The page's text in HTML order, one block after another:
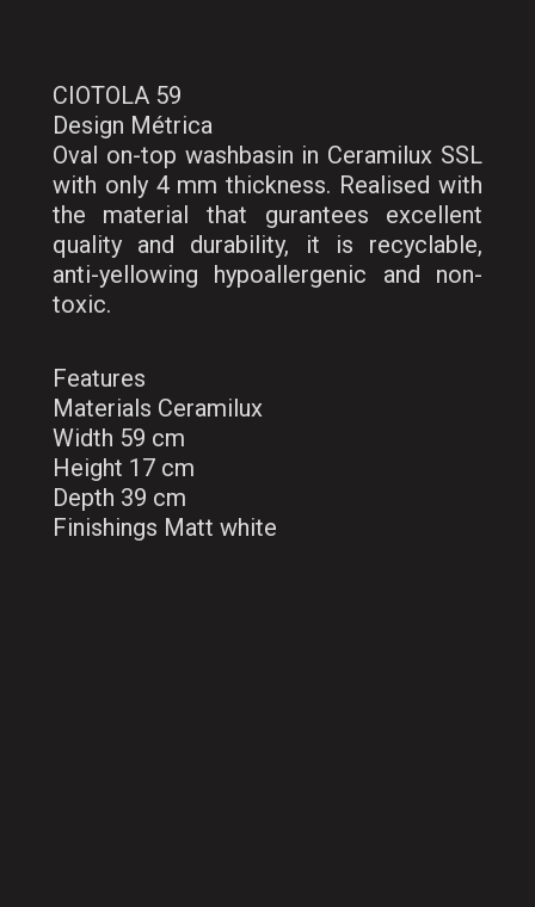
CIOTOLA 59
Design Métrica
Oval on-top washbasin in Ceramilux SSL
with only 4 mm thickness. Realised with
the material that gurantees excellent
quality and durability, it is recyclable,
anti-yellowing hypoallergenic and non-
toxic.
Features
Materials Ceramilux
Width 59 cm
Height 17 cm
Depth 39 cm
Finishings Matt white